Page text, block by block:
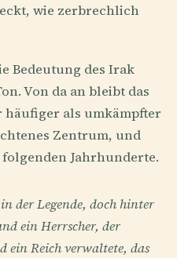
wie zerbrechlich
Bedeutung des Irak
Von da an bleibt das
als umkämpfter
Zentrum, und
Jahrhunderte.
der Legende, doch hinter
ein Herrscher, der
ein Reich verwaltete, das